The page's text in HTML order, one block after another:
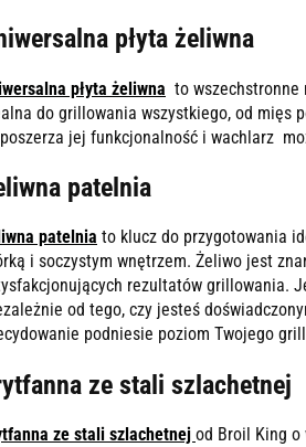
płyta żeliwna
płyta żeliwna to wszechstronne
do grillowania wszystkiego, od mięs
jej funkcjonalność i wachlarz
patelnia
patelnia to klucz do przygotowania
i soczystym wnętrzem. Żeliwo jest
rezultatów grillowania.
od tego, czy jesteś
podniesie poziom Twojego
ze stali szlachetnej
ze stali szlachetnej od Broil King o